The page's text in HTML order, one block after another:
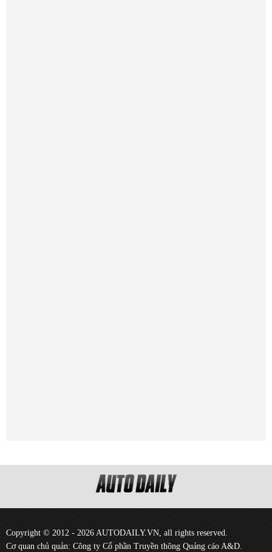
Copyright © 2012 - 2026 AUTODAILY.VN, all rights reserved.
Cơ quan chủ quản: Công ty Cổ phần Truyền thông Quảng cáo A&D.